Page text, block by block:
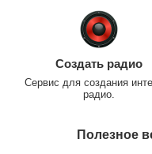
Создать радио
Сервис для создания
радио.
Полезное